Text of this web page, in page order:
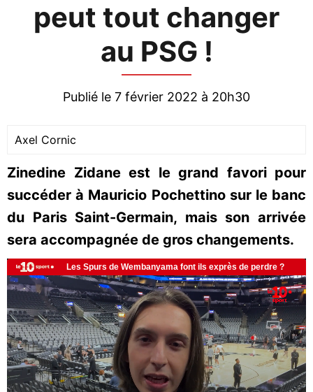
peut tout changer
au PSG !
Publié le 7 février 2022 à 20h30
Axel Cornic
Zinedine Zidane est le grand favori pour
succéder à Mauricio Pochettino sur le banc
du Paris Saint-Germain, mais son arrivée
sera accompagnée de gros changements.